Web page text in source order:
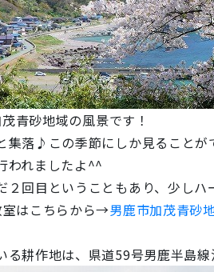
青砂地域の風景です！
集落♪この季節にしか見ること
われましたよ^^
２回目ということもあり、少し
はこちらから→男鹿市加茂青砂
る耕作地は、県道59号男鹿半島